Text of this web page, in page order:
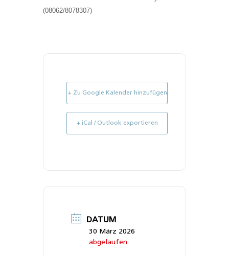
(08062/8078307)
+ Zu Google Kalender hinzufügen
+ iCal / Outlook exportieren
DATUM
30 März 2026
abgelaufen